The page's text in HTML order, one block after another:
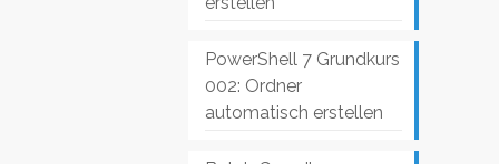
PowerShell 7 Grundkurs
002: Ordner
automatisch erstellen